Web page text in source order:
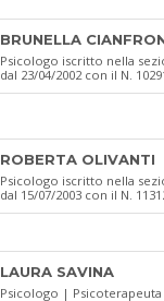
BRUNELLA
Psicologo iscritto nella
dal 23/04/2002 con il N.
ROBERTA OLIVANTI
Psicologo iscritto nella
dal 15/07/2003 con il N.
LAURA SAVINA
Psicologo |